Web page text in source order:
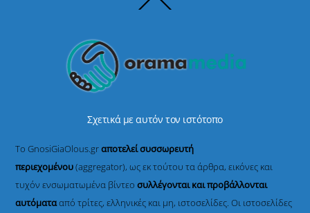
To
Σχετικά με αυτόν τον ιστότοπο
Το GnosiGiaOlous.grαποτελεί συσσωρευτή
περιεχομένου(aggregator), ως εκ τούτου τα άρθρα, εικόνες και
τυχόν ενσωματωμένα βίντεοσυλλέγονται και προβάλλονται
αυτόματααπό τρίτες, ελληνικές και μη, ιστοσελίδες. Οι ιστοσελίδες